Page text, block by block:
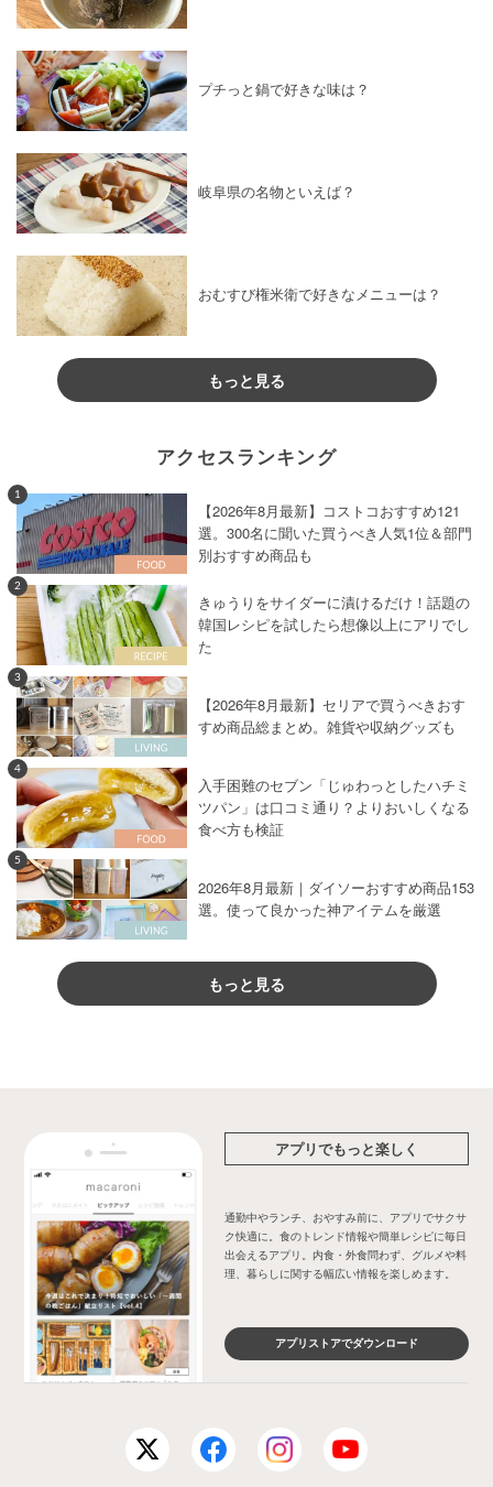
プチっと鍋で好きな味は？
岐阜県の名物といえば？
おむすび権米衛で好きなメニューは？
もっと見る
アクセスランキング
1
【2026年8月最新】コストコおすすめ121
選。300名に聞いた買うべき人気1位＆部門
別おすすめ商品も
2
きゅうりをサイダーに漬けるだけ！話題の
韓国レシピを試したら想像以上にアリでし
た
3
【2026年8月最新】セリアで買うべきおす
すめ商品総まとめ。雑貨や収納グッズも
4
入手困難のセブン「じゅわっとしたハチミ
ツパン」は口コミ通り？よりおいしくなる
食べ方も検証
5
2026年8月最新｜ダイソーおすすめ商品153
選。使って良かった神アイテムを厳選
もっと見る
アプリでもっと楽しく
通勤中やランチ、おやすみ前に、アプリでサクサ
ク快適に。食のトレンド情報や簡単レシピに毎日
出会えるアプリ。内食・外食問わず、グルメや料
理、暮らしに関する幅広い情報を楽しめます。
アプリストアでダウンロード